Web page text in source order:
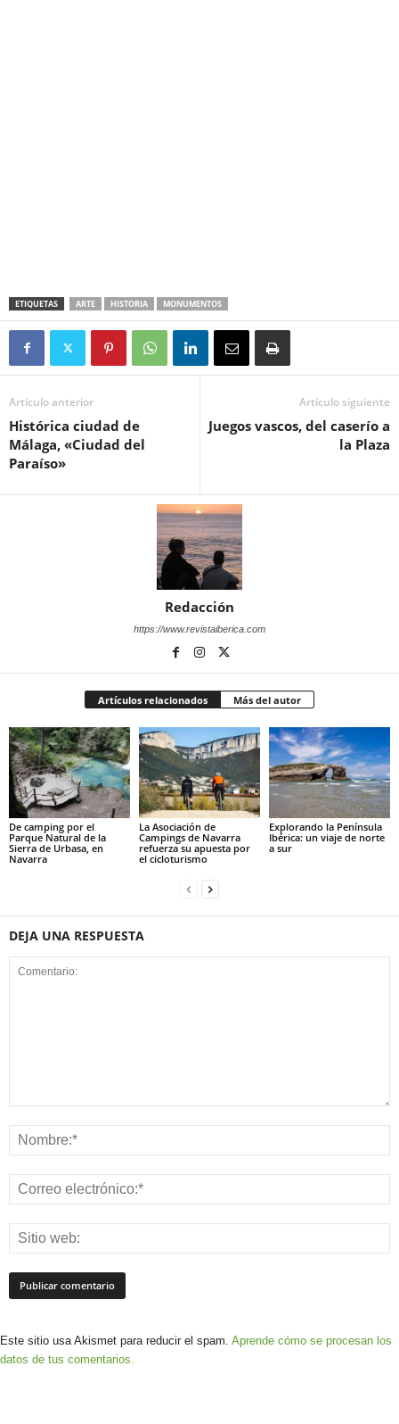
ETIQUETAS ARTE HISTORIA MONUMENTOS
Artículo anterior
Histórica ciudad de
Málaga, «Ciudad del
Paraíso»
Artículo siguiente
Juegos vascos, del caserío a
la Plaza
Redacción
https://www.revistaiberica.com
Artículos relacionados Más del autor
De camping por el
Parque Natural de la
Sierra de Urbasa, en
Navarra
La Asociación de
Campings de Navarra
refuerza su apuesta por
el cicloturismo
Explorando la Península
Ibérica: un viaje de norte
a sur
DEJA UNA RESPUESTA
Este sitio usa Akismet para reducir el spam. Aprende cómo se procesan los
datos de tus comentarios.